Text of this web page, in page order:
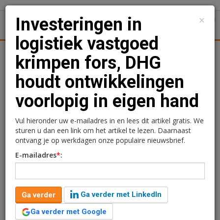
Nieuws Achtergronden
Investeringen in logistiek
vastgoed krimpen fors,
DHG houdt
ontwikkelingen voorlopig
in eigen hand
Lola Cooper
15 juli 2025 om 07:00
één jaar geleden aangepast
4 minuten leestijd
De investeringen in logistiek vastgoed zijn in de eerste
×
Investeringen in
logistiek vastgoed
krimpen fors, DHG
houdt ontwikkelingen
voorlopig in eigen hand
Vul hieronder uw e-mailadres in en lees dit artikel gratis. We
sturen u dan een link om het artikel te lezen. Daarnaast
ontvang je op werkdagen onze populaire nieuwsbrief.
E-mailadres*:
Ga verder
Ga verder met LinkedIn
Ga verder met Google